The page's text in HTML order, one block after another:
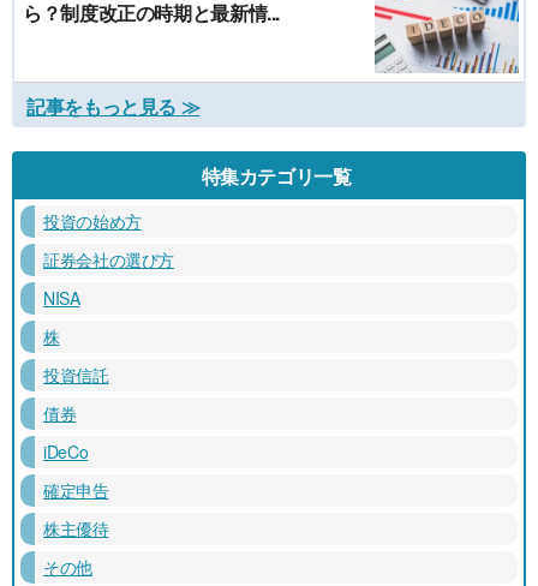
ら？制度改正の時期と最新情...
記事をもっと見る ≫
特集カテゴリ一覧
投資の始め方
証券会社の選び方
NISA
株
投資信託
債券
iDeCo
確定申告
株主優待
その他